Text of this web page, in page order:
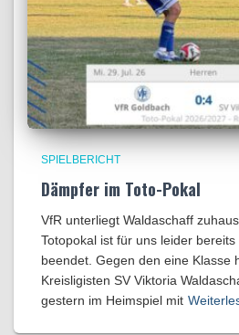
SPIELBERICHT
Dämpfer im Toto-Pokal
VfR unterliegt Waldaschaff
Totopokal ist für uns leider
beendet. Gegen den eine Klasse
Kreisligisten SV Viktoria
gestern im Heimspiel mit